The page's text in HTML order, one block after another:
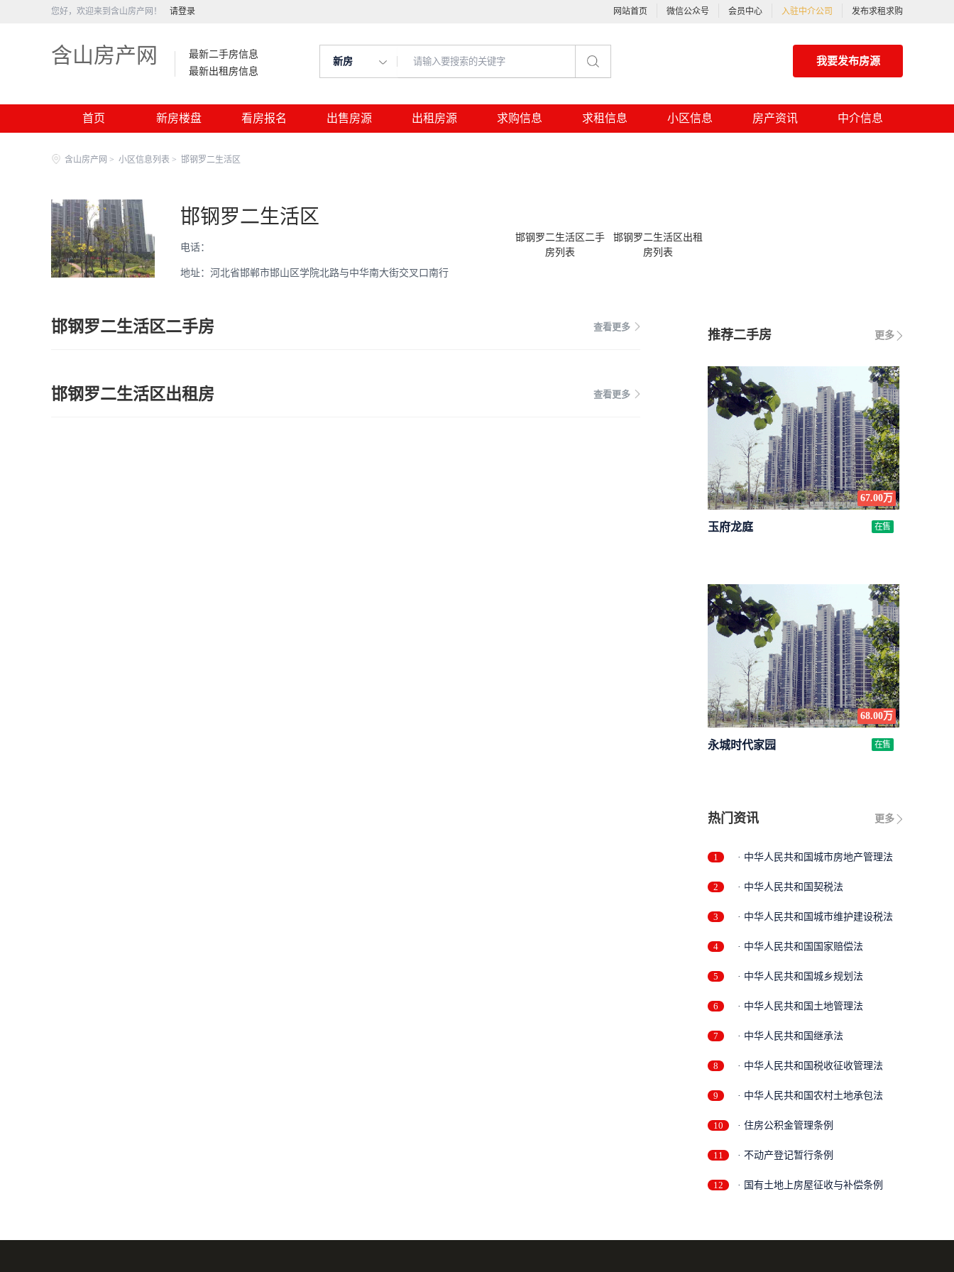
您好，欢迎来到含山房产网！ 请登录 网站首页 微信公众号 会员中心 入驻中介公司 发布求租求购
含山房产网
最新二手房信息
最新出租房信息
新房 我要发布房源
首页 新房楼盘 看房报名 出售房源 出租房源 求购信息 求租信息 小区信息 房产资讯 中介信息
含山房产网 > 小区信息列表 > 邯钢罗二生活区
邯钢罗二生活区
电话：
地址：河北省邯郸市邯山区学院北路与中华南大街交叉口南行
邯钢罗二生活区二手
房列表
邯钢罗二生活区出租
房列表
邯钢罗二生活区二手房 查看更多
邯钢罗二生活区出租房 查看更多
更多
推荐二手房
67.00万
玉府龙庭 在售
68.00万
永城时代家园 在售
更多
热门资讯
1 · 中华人民共和国城市房地产管理法
2 · 中华人民共和国契税法
3 · 中华人民共和国城市维护建设税法
4 · 中华人民共和国国家赔偿法
5 · 中华人民共和国城乡规划法
6 · 中华人民共和国土地管理法
7 · 中华人民共和国继承法
8 · 中华人民共和国税收征收管理法
9 · 中华人民共和国农村土地承包法
10 · 住房公积金管理条例
11 · 不动产登记暂行条例
12 · 国有土地上房屋征收与补偿条例